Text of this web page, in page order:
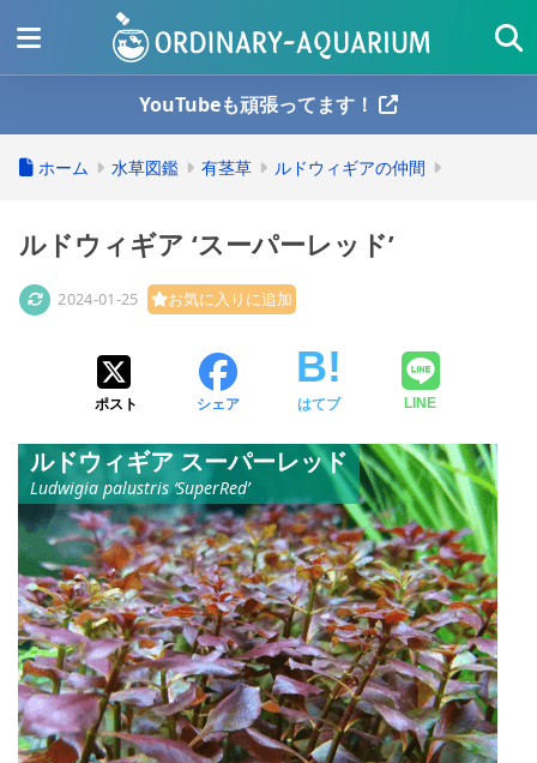
YouTubeも頑張ってます！
ホーム 水草図鑑 有茎草 ルドウィギアの仲間
ルドウィギア ‘スーパーレッド’
2024-01-25 お気に入りに追加
ポスト シェア はてブ LINE
ルドウィギア スーパーレッド
Ludwigia palustris ‘SuperRed’